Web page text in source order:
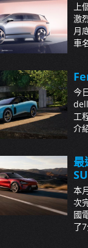
上
激
月
車
今
工
介
最
本
次
國
了